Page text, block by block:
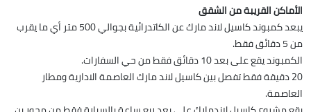
الأماكن القريبة من الشقق
يبعد كمبوند كاسيل لاند مارك عن الكاتدرائية بجوالي 500 متر أي ما يقرب
من 5 دقائق فقط.
الكمبوند يقع على بعد 10 دقائق فقط من حي السفارات.
20 دقيقة فقط تفصل بين كاسيل لاند مارك العاصمة الادارية ومطار
العاصمة.